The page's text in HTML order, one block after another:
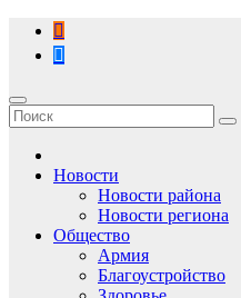
Перейти
содержимому
Новости
Новости района
Новости региона
Общество
Армия
Благоустройство